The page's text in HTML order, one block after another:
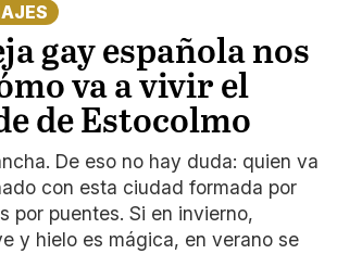
gay española nos
va a vivir el
de Estocolmo
De eso no hay duda: quien va
con esta ciudad formada por
por puentes. Si en invierno,
y hielo es mágica, en verano se